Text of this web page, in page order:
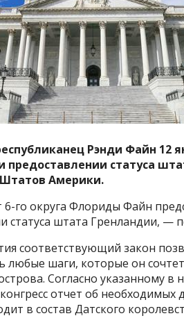
Рэнди Файн 12
предоставлении статуса
Америки.
6-го округа Флориды Файн
статуса штата Гренландии, —
соответствующий закон
любые шаги, которые он
Согласно указанному
отчет об необходимых
в состав Датского